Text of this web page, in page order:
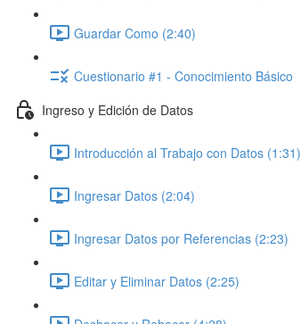
Guardar Como (2:40)
Cuestionario #1 - Conocimiento Básico
Ingreso y Edición de Datos
Introducción al Trabajo con Datos (1:31)
Ingresar Datos (2:04)
Ingresar Datos por Referencias (2:23)
Editar y Eliminar Datos (2:25)